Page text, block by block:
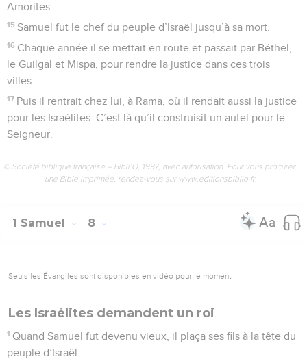
Amorites.
15 Samuel fut le chef du peuple d’Israël jusqu’à sa mort.
16 Chaque année il se mettait en route et passait par Béthel,
le Guilgal et Mispa, pour rendre la justice dans ces trois
villes.
17 Puis il rentrait chez lui, à Rama, où il rendait aussi la justice
pour les Israélites. C’est là qu’il construisit un autel pour le
Seigneur.
© Société biblique française – Bibli’O, 1997, avec autorisation. Pour vous procurer
une Bible imprimée, rendez-vous sur www.editionsbiblio.fr
1 Samuel 8
Seuls les Évangiles sont disponibles en vidéo pour le moment.
Les Israélites demandent un roi
1 Quand Samuel fut devenu vieux, il plaça ses fils à la tête du
peuple d’Israël.